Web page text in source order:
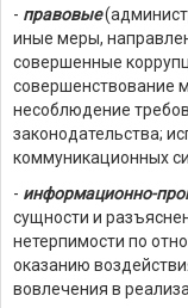
- правовые
иные меры,
совершенные
совершенствование
несоблюдение
законодательства;
коммуникационных
- информационно-
сущности и
нетерпимости по
оказанию
вовлечения в